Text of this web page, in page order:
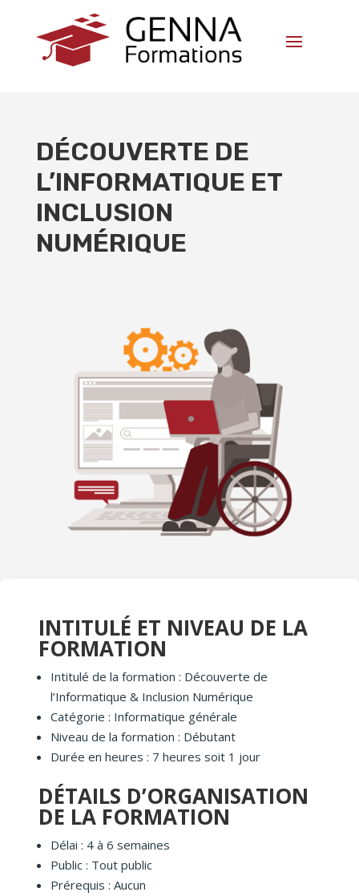
DÉCOUVERTE DE
L’INFORMATIQUE ET
INCLUSION
NUMÉRIQUE
INTITULÉ ET NIVEAU DE LA
FORMATION
Intitulé de la formation : Découverte de
l’Informatique & Inclusion Numérique
Catégorie : Informatique générale
Niveau de la formation : Débutant
Durée en heures : 7 heures soit 1 jour
DÉTAILS D’ORGANISATION
DE LA FORMATION
Délai : 4 à 6 semaines
Public : Tout public
Prérequis : Aucun